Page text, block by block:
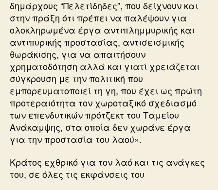
δημάρχους “Πελετίδηδες”, που δείχνουν και
στην πράξη ότι πρέπει να παλέψουν για
ολοκληρωμένα έργα αντιπλημμυρικής και
αντιπυρικής προστασίας, αντισεισμικής
θωράκισης, για να απαιτήσουν
χρηματοδότηση αλλά και γιατί χρειάζεται
σύγκρουση με την πολιτική που
εμπορευματοποιεί τη γη, που έχει ως πρώτη
προτεραιότητα τον χωροταξικό σχεδιασμό
των επενδυτικών πρότζεκτ του Ταμείου
Ανάκαμψης, στα οποία δεν χωράνε έργα
για την προστασία του λαού».
Κράτος εχθρικό για τον λαό και τις ανάγκες
του, σε όλες τις εκφάνσεις του